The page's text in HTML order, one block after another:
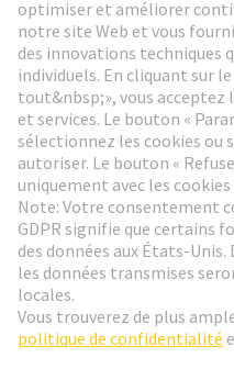
Aller à l'inscription
Social Media
Belgique Français